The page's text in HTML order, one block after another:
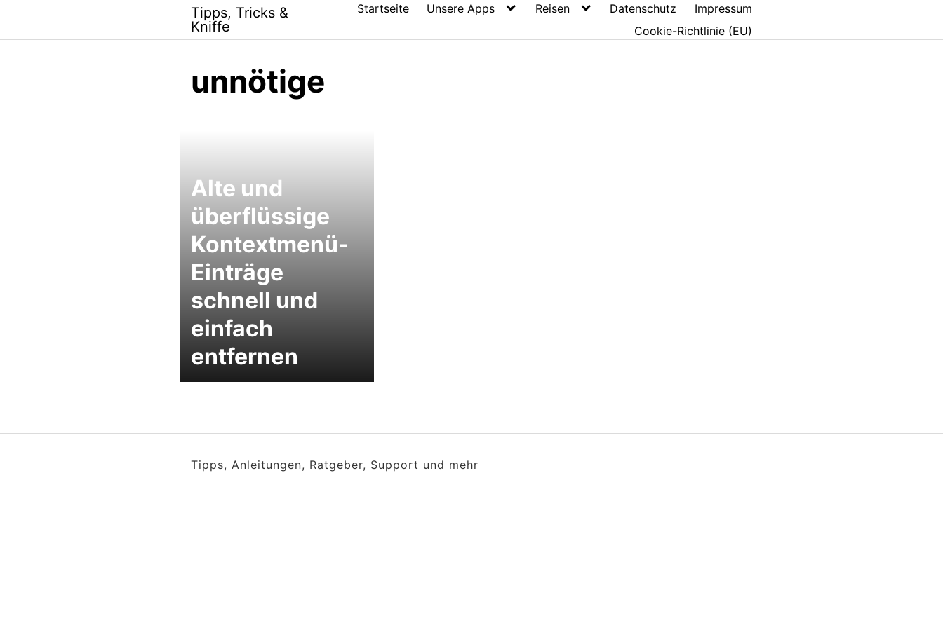
content
Tipps, Tricks &
Kniffe
Startseite Unsere Apps Reisen Datenschutz
Impressum
Cookie-Richtlinie (EU)
unnötige
Alte und
überflüssige
Kontextmenü-
Einträge
schnell und
einfach
entfernen
Tipps, Anleitungen, Ratgeber, Support und mehr